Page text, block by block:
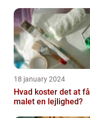
18 january 2024
Hvad koster det at få
malet en lejlighed?